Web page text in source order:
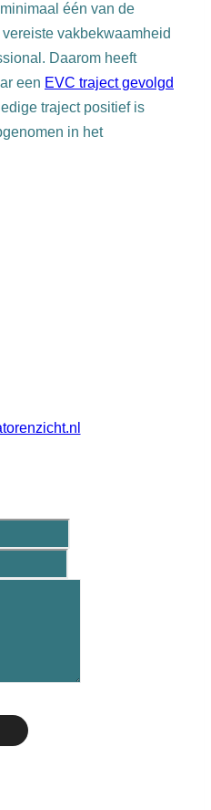
één van de
vakbekwaamheid
Daarom heeft
een EVC traject gevolgd
traject positief is
in het